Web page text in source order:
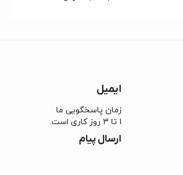
ایمیل
زمان پاسخگویی ما
1 تا 3 روز کاری است.
ارسال پیام